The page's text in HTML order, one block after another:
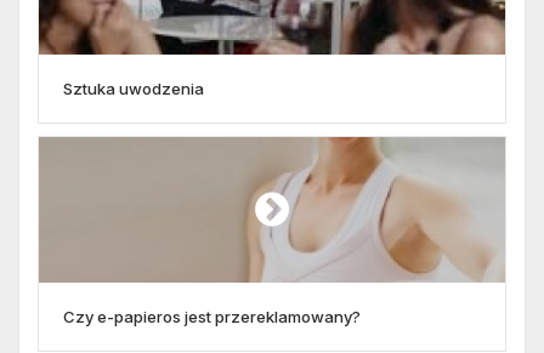
Sztuka uwodzenia
Czy e-papieros jest przereklamowany?